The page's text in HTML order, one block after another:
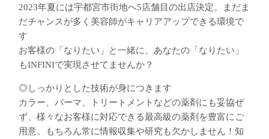
2023年夏には宇都宮市街地へ5店舗目の出店決定。まだま
だチャンスが多く美容師がキャリアアップできる環境で
す
お客様の「なりたい」と一緒に、あなたの「なりたい」
もINFINIで実現させてませんか？
◎しっかりとした技術が身につきます
カラー、パーマ、トリートメントなどの薬剤にも妥協ぜ
ず、様々なお客様に対応できる最高級の薬剤を豊富にご
用意。もちろん常に情報収集や研究も欠かしません！知